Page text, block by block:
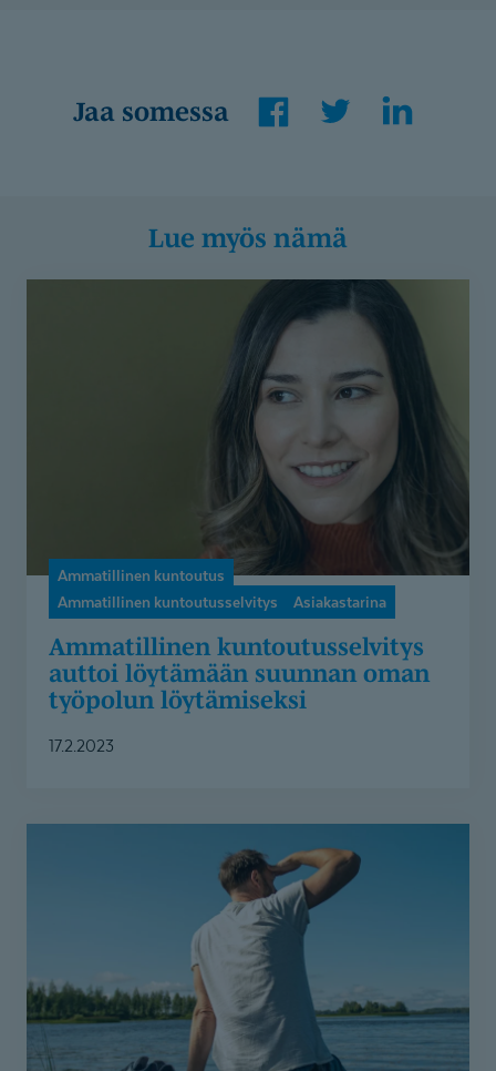
Jaa somessa
Lue myös nämä
Ammatillinen kuntoutus
Ammatillinen kuntoutusselvitys
Asiakastarina
Ammatillinen kuntoutus­selvitys
auttoi löytämään suunnan oman
työpolun löytämiseksi
17.2.2023
tarina